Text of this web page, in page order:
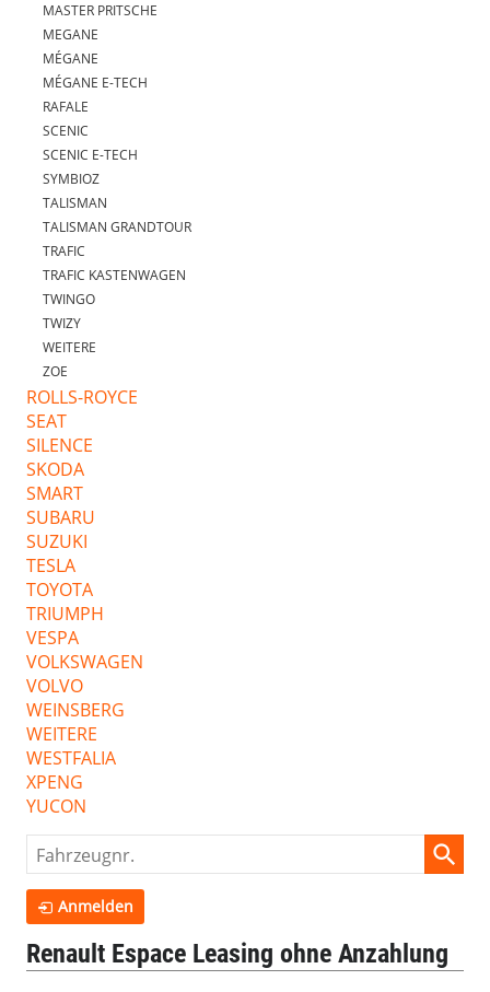
Renault Espace Leasing ohne Anzahlung
MASTER PRITSCHE
MEGANE
MÉGANE
MÉGANE E-TECH
RAFALE
SCENIC
SCENIC E-TECH
SYMBIOZ
TALISMAN
TALISMAN GRANDTOUR
TRAFIC
TRAFIC KASTENWAGEN
TWINGO
TWIZY
WEITERE
ZOE
ROLLS-ROYCE
SEAT
SILENCE
SKODA
SMART
SUBARU
SUZUKI
TESLA
TOYOTA
TRIUMPH
VESPA
VOLKSWAGEN
VOLVO
WEINSBERG
WEITERE
WESTFALIA
XPENG
YUCON
Fahrzeugnr.
Anmelden